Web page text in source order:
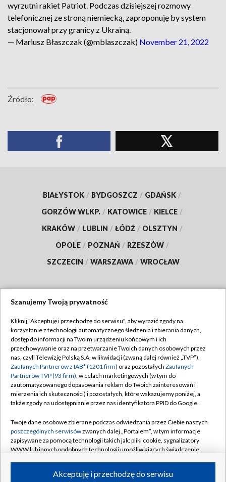
wyrzutni rakiet Patriot. Podczas dzisiejszej rozmowy
telefonicznej ze stroną niemiecką, zaproponuję by system
stacjonował przy granicy z Ukrainą.
— Mariusz Błaszczak (@mblaszczak) November 21, 2022
Źródło:
BIAŁYSTOK / BYDGOSZCZ / GDAŃSK /
GORZÓW WLKP. / KATOWICE / KIELCE /
KRAKÓW / LUBLIN / ŁÓDŹ / OLSZTYN /
OPOLE / POZNAŃ / RZESZÓW /
SZCZECIN / WARSZAWA / WROCŁAW
TVP
Abonament TVP
Emisja w TVP
Centrum informacji TVP
Naziemna Telewizja Cyfrowa
Rada Programowa
System NOS
Informacje o nadawcy
Program dla prasy
Regulamin TVP
Polityka prywatności
Moje zgody
Pomoc
Kontakt
Kanały
Szanujemy Twoją prywatność
Kliknij "Akceptuję i przechodzę do serwisu", aby wyrazić zgody na
korzystanie z technologii automatycznego śledzenia i zbierania danych,
dostęp do informacji na Twoim urządzeniu końcowym i ich
przechowywanie oraz na przetwarzanie Twoich danych osobowych przez
nas, czyli Telewizję Polską S.A. w likwidacji (zwaną dalej również „TVP”),
Zaufanych Partnerów z IAB* (1201 firm) oraz pozostałych Zaufanych
Partnerów TVP (93 firm), w celach marketingowych (w tym do
zautomatyzowanego dopasowania reklam do Twoich zainteresowań i
mierzenia ich skuteczności) i pozostałych, które wskazujemy poniżej, a
także zgody na udostępnianie przez nas identyfikatora PPID do Google.
Twoje dane osobowe zbierane podczas odwiedzania przez Ciebie naszych
poszczególnych serwisówzwanych dalej „Portalem”, w tym informacje
zapisywane za pomocą technologii takich jak: pliki cookie, sygnalizatory
WWW lub innych podobnych technologii umożliwiających świadczenie
ruchu w Internecie.Akceptuję i przechodzę do serwisu